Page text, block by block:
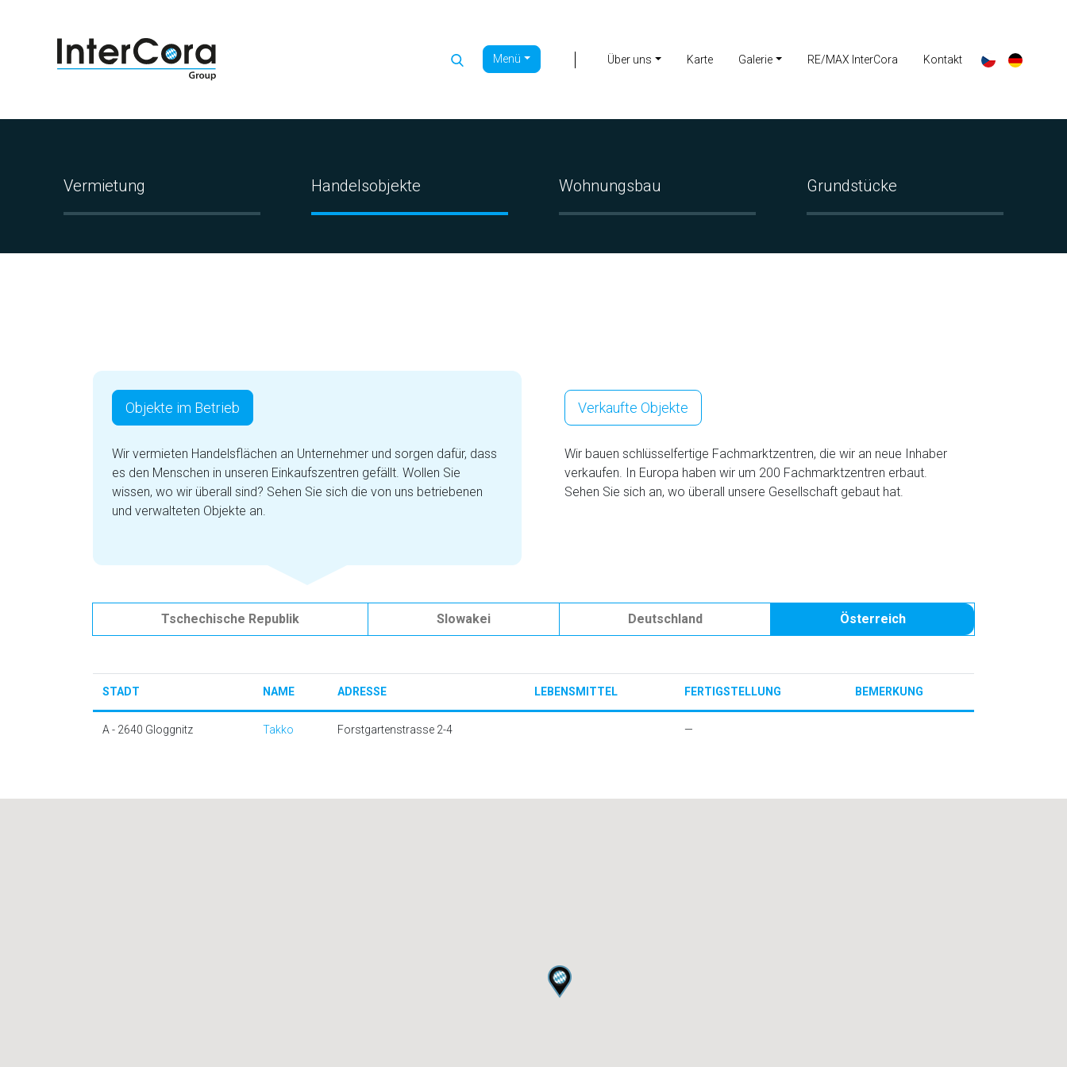
Menü Über uns Karte Galerie RE/MAX InterCora Kontakt
Vermietung Handelsobjekte Wohnungsbau Grundstücke
Objekte im Betrieb
Wir vermieten Handelsflächen an Unternehmer und sorgen dafür, dass
es den Menschen in unseren Einkaufszentren gefällt. Wollen Sie
wissen, wo wir überall sind? Sehen Sie sich die von uns betriebenen
und verwalteten Objekte an.
Verkaufte Objekte
Wir bauen schlüsselfertige Fachmarktzentren, die wir an neue Inhaber
verkaufen. In Europa haben wir um 200 Fachmarktzentren erbaut.
Sehen Sie sich an, wo überall unsere Gesellschaft gebaut hat.
Tschechische Republik Slowakei Deutschland Österreich
STADT NAME ADRESSE LEBENSMITTEL FERTIGSTELLUNG BEMERKUNG
A - 2640 Gloggnitz Takko Forstgartenstrasse 2-4 —